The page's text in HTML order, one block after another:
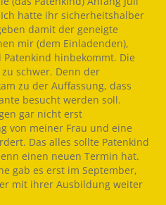
hatte ihr sicherheitshalber
damit der geneigte
mir (dem Einladenden),
hinbekommt. Die
schwer. Denn der
zu der Auffassung, dass
besucht werden soll.
gar nicht erst
von meiner Frau und eine
Das alles sollte Patenkind
einen neuen Termin hat.
gab es erst im September,
mit ihrer Ausbildung weiter